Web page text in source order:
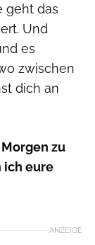
geht das
Und
es
zwischen
dich an
zu
ich eure
ANZEIGE